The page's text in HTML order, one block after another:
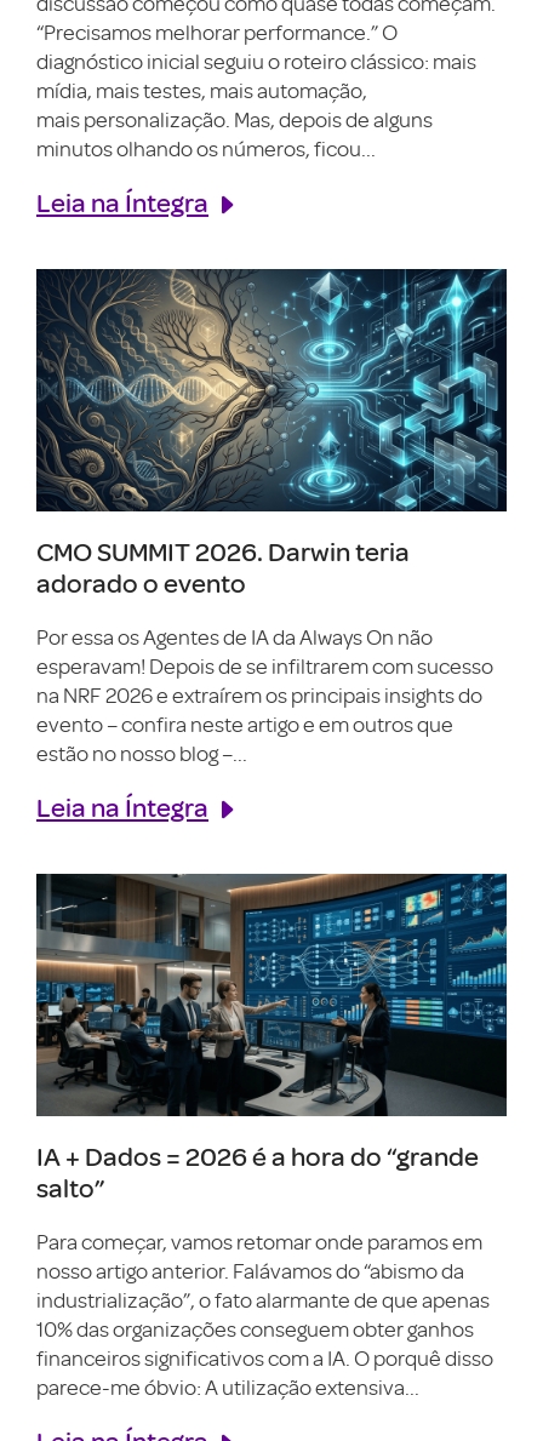
“Precisamos melhorar performance.” O
diagnóstico inicial seguiu o roteiro clássico: mais
mídia, mais testes, mais automação,
mais personalização. Mas, depois de alguns
minutos olhando os números, ficou...
Leia na Íntegra
CMO SUMMIT 2026. Darwin teria
adorado o evento
Por essa os Agentes de IA da Always On não
esperavam! Depois de se infiltrarem com sucesso
na NRF 2026 e extraírem os principais insights do
evento – confira neste artigo e em outros que
estão no nosso blog –...
Leia na Íntegra
IA + Dados = 2026 é a hora do “grande
salto”
Para começar, vamos retomar onde paramos em
nosso artigo anterior. Falávamos do “abismo da
industrialização”, o fato alarmante de que apenas
10% das organizações conseguem obter ganhos
financeiros significativos com a IA. O porquê disso
parece-me óbvio: A utilização extensiva...